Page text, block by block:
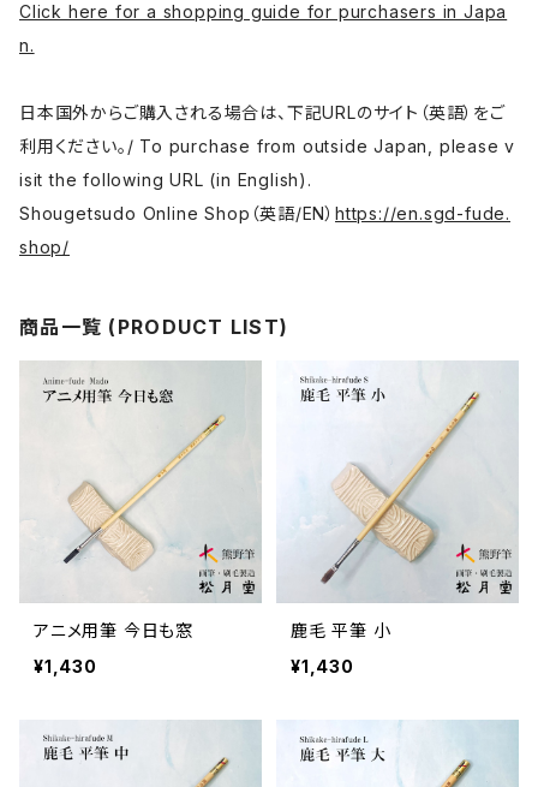
Click here for a shopping guide for purchasers in Japa
n.
日本国外からご購入される場合は、下記URLのサイト（英語）をご
利用ください。/ To purchase from outside Japan, please v
isit the following URL (in English).
Shougetsudo Online Shop（英語/EN）https://en.sgd-fude.
shop/
商品一覧 (PRODUCT LIST)
アニメ用筆 今日も窓
¥1,430
鹿毛 平筆 小
¥1,430